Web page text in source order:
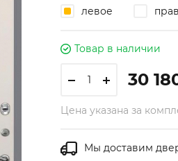
левое
Товар в наличии
30
Цена указана за
Мы доставим